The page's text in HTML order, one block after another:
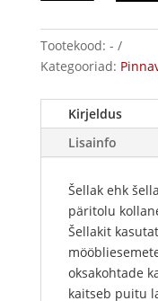
kogus
Tootekood: -
Kategooriad:
Kirjeldus
Lisainfo
Šellak ehk
päritolu
Šellakit
oksakohtade
kaitseb puitu